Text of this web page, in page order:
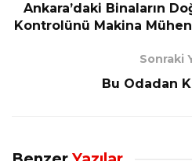
Ankara’daki Binaların
Kontrolünü Makina
Sonraki
Bu Odadan